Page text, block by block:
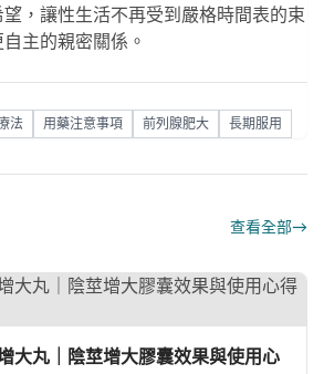
，讓性生活不再受到嚴格時間表的束
主的親密關係。
法 用藥注意事項 前列腺肥大 長期服用
查看全部→
大丸｜陰莖增大膠囊效果與使用心